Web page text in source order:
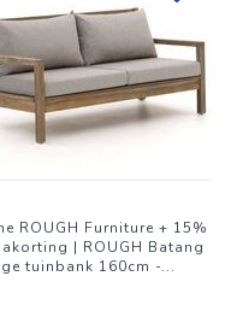
Onderdeel van ROUGH
met andere
op je terras.
ROUGH Furniture + 15%
| ROUGH Batang
tuinbank 160cm -...